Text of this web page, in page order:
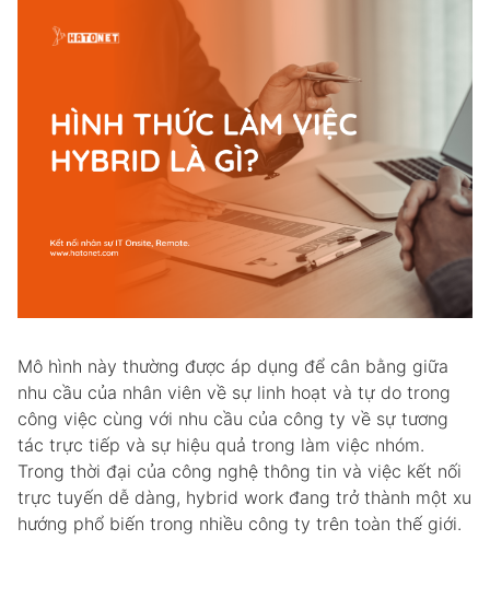
Mô hình này thường được áp dụng để cân bằng giữa
nhu cầu của nhân viên về sự linh hoạt và tự do trong
công việc cùng với nhu cầu của công ty về sự tương
tác trực tiếp và sự hiệu quả trong làm việc nhóm.
Trong thời đại của công nghệ thông tin và việc kết nối
trực tuyến dễ dàng, hybrid work đang trở thành một xu
hướng phổ biến trong nhiều công ty trên toàn thế giới.